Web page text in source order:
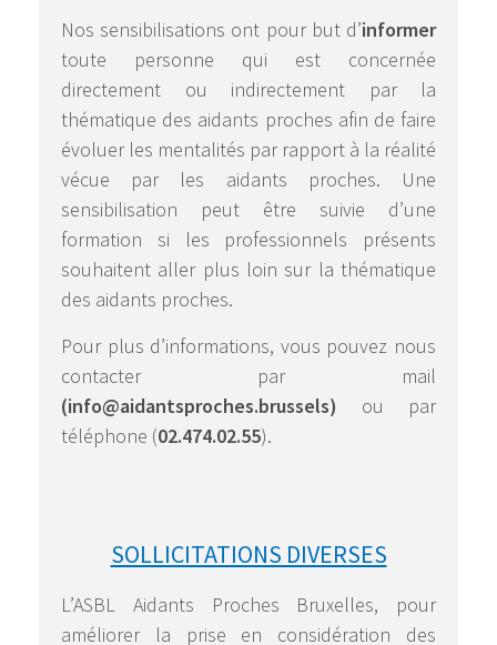
Nos sensibilisations ont pour but d’informer
toute personne qui est concernée
directement ou indirectement par la
thématique des aidants proches afin de faire
évoluer les mentalités par rapport à la réalité
vécue par les aidants proches. Une
sensibilisation peut être suivie d’une
formation si les professionnels présents
souhaitent aller plus loin sur la thématique
des aidants proches.
Pour plus d’informations, vous pouvez nous
contacter par mail
(info@aidantsproches.brussels) ou par
téléphone (02.474.02.55).
SOLLICITATIONS DIVERSES
L’ASBL Aidants Proches Bruxelles, pour
améliorer la prise en considération des